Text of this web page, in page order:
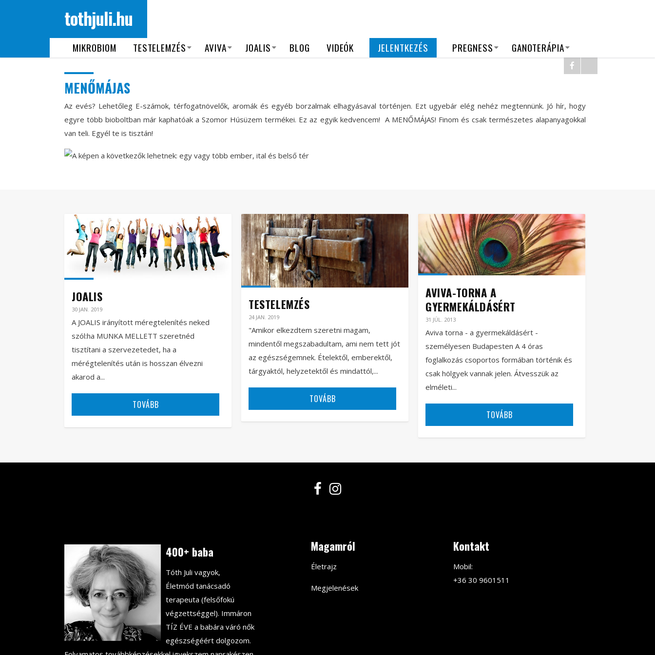
tothjuli.hu
MIKROBIOM TESTELEMZÉS AVIVA JOALIS BLOG VIDEÓK JELENTKEZÉS PREGNESS GANOTERÁPIA
MENŐMÁJAS
Az evés? Lehetőleg E-számok, térfogatnövelők, aromák és egyéb borzalmak elhagyásaval történjen. Ezt ugyebár elég nehéz megtennünk. Jó hír, hogy
egyre több bioboltban már kaphatóak a Szomor Húsüzem termékei. Ez az egyik kedvencem! A MENŐMÁJAS! Finom és csak természetes alapanyagokkal
van teli. Egyél te is tisztán!
JOALIS
30 JAN. 2019
A JOALIS irányított méregtelenítés neked
szól:ha MUNKA MELLETT szeretnéd
tisztítani a szervezetedet, ha a
mérégtelenítés után is hosszan élvezni
akarod a...
TOVÁBB
TESTELEMZÉS
24 JAN. 2019
"Amikor elkezdtem szeretni magam,
mindentől megszabadultam, ami nem tett jót
az egészségemnek. Ételektől, emberektől,
tárgyaktól, helyzetektől és mindattól,...
TOVÁBB
AVIVA-TORNA A
GYERMEKÁLDÁSÉRT
31 JÚL. 2013
Aviva torna - a gyermekáldásért -
személyesen Budapesten A 4 óras
foglalkozás csoportos formában történik és
csak hölgyek vannak jelen. Átvesszük az
elméleti...
TOVÁBB
400+ baba
Tóth Juli vagyok,
Életmód tanácsadó
terapeuta (felsőfokú
végzettséggel). Immáron
TÍZ ÉVE a babára váró nők
egészségéért dolgozom.
Magamról
Életrajz
Megjelenések
Kontakt
Mobil:
+36 30 9601511